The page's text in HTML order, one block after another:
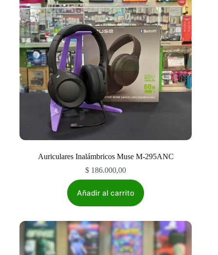
Auriculares Inalámbricos Muse M-295ANC
$ 186.000,00
Añadir al carrito